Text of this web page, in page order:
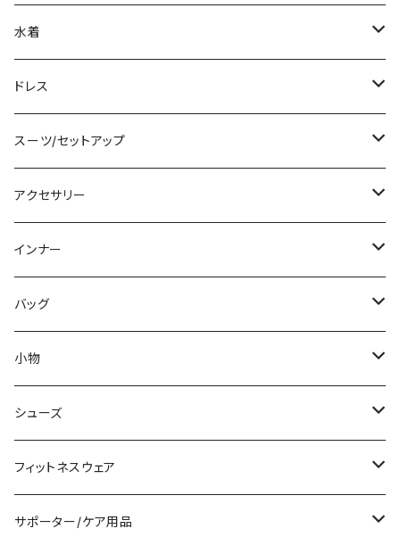
ノースリーブ
その他
チュニック
ベアトップ/チューブトップ
カーディガン/ボレロ
ニット/セーター
パーカー
スウェット/トレーナー
その他
ロング丈
デニム
レギンス
その他
オールインワン
ミディアム/ミモレ
ロング
その他
コート
ジャケット
その他
水着
タンキニ
バンドゥビキニ
ワンピース
ラッシュガード
その他
ドレス
ミニ/ショート
ミディアム/ミモレ
ロング/マキシ
袖付き
ノースリーブ
パンツドレス
ナイトドレス
その他
スーツ/セットアップ
パンツスーツ
スカートスーツ
その他
アクセサリー
ネックレス
ブレスレット
ピアス
コサージュ
リング
その他
インナー
ブラ/ブラトップ/ベアトップ
ショーツ
タンクトップ/キャミソール
半袖/5分
7分/長袖
バッグ
サブバッグ
クラッチバッグ
トートバッグ
ショルダーバッグ
小物
マフラー/スカーフ/ストール
財布
アクセサリーケース
シューズ
スニーカー
ブーツ
フィットネスウェア
セット販売
サポーター/ケア用品